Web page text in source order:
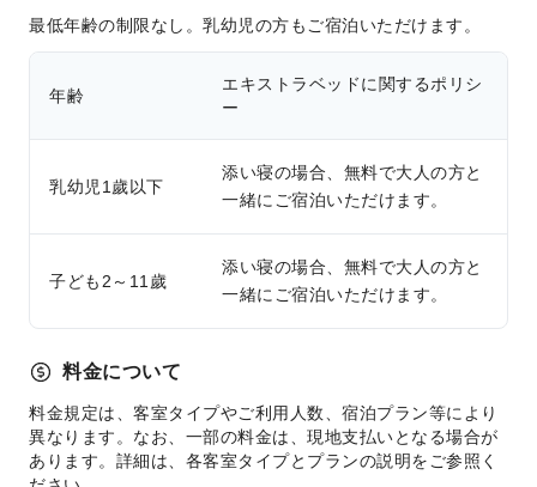
最低年齢の制限なし。乳幼児の方もご宿泊いただけます。
年齢
エキストラベッドに関するポリシ
ー
乳幼児1歲以下
添い寝の場合、無料で大人の方と
一緒にご宿泊いただけます。
子ども2～11歲
添い寝の場合、無料で大人の方と
一緒にご宿泊いただけます。
料金について
料金規定は、客室タイプやご利用人数、宿泊プラン等により
異なります。なお、一部の料金は、現地支払いとなる場合が
あります。詳細は、各客室タイプとプランの説明をご参照く